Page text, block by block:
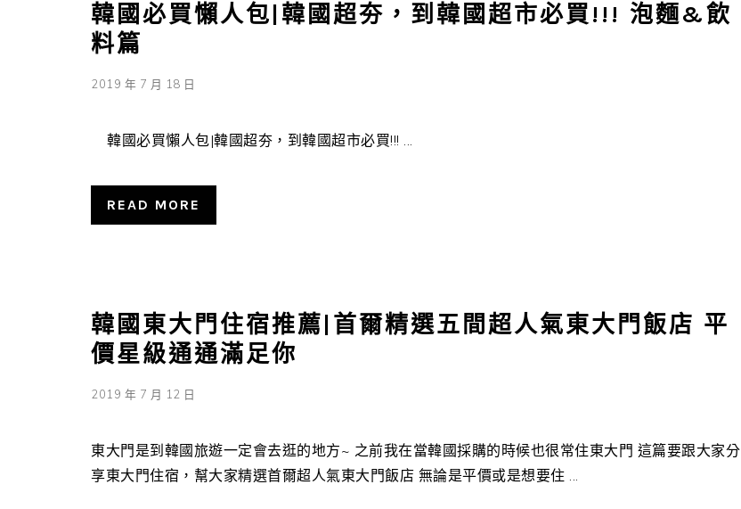
韓國必買懶人包|韓國超夯，到韓國超市必買!!! 泡麵&飲
料篇
2019 年 7 月 18 日
韓國必買懶人包|韓國超夯，到韓國超市必買!!! ...
READ MORE
韓國東大門住宿推薦|首爾精選五間超人氣東大門飯店 平
價星級通通滿足你
2019 年 7 月 12 日
東大門是到韓國旅遊一定會去逛的地方~ 之前我在當韓國採購的時候也很常住東大門 這篇要跟大家分
享東大門住宿，幫大家精選首爾超人氣東大門飯店 無論是平價或是想要住 ...